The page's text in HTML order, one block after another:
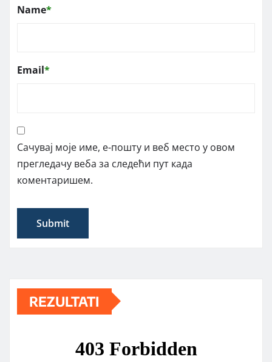
Name*
Email*
Сачувај моје име, е-пошту и веб место у овом
прегледачу веба за следећи пут када
коментаришем.
REZULTATI